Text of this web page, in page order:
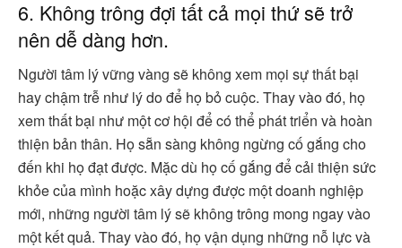
6. Không trông đợi tất cả mọi thứ sẽ trở
nên dễ dàng hơn.
Người tâm lý vững vàng sẽ không xem mọi sự thất bại
hay chậm trễ như lý do để họ bỏ cuộc. Thay vào đó, họ
xem thất bại như một cơ hội để có thể phát triển và hoàn
thiện bản thân. Họ sẵn sàng không ngừng cố gắng cho
đến khi họ đạt được. Mặc dù họ cố gắng để cải thiện sức
khỏe của mình hoặc xây dựng được một doanh nghiệp
mới, những người tâm lý sẽ không trông mong ngay vào
một kết quả. Thay vào đó, họ vận dụng những nỗ lực và